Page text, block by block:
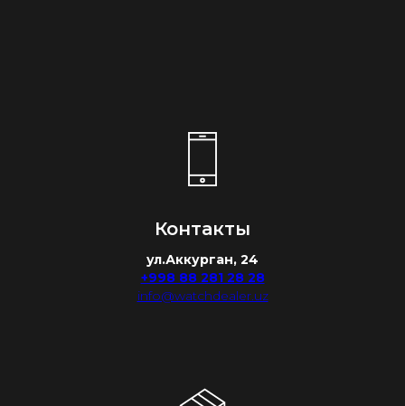
Контакты
ул.Аккурган, 24
+998 88 281 28 28
info@watchdealer.uz